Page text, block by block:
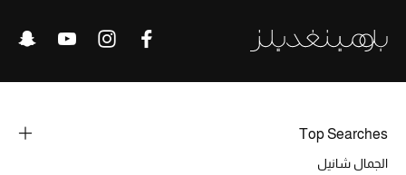
Top Searches
الجمال شانيل